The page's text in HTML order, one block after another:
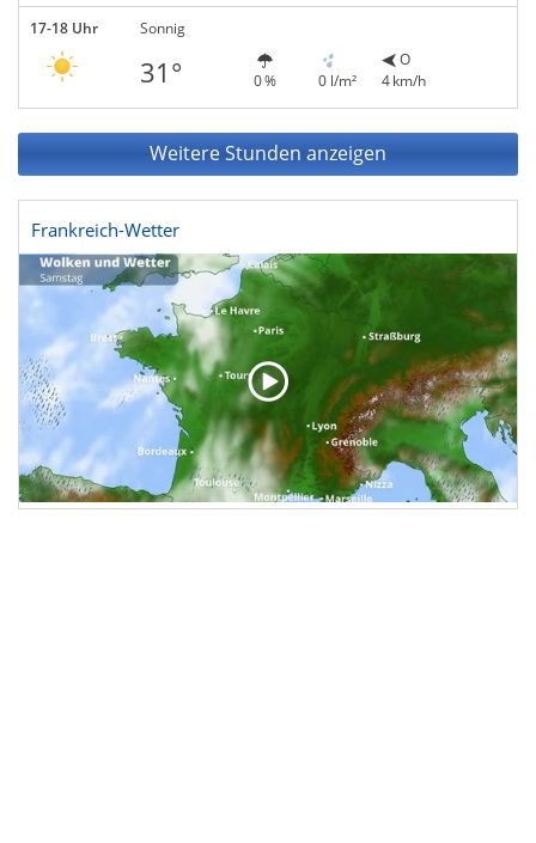
17-18 Uhr Sonnig
31° 0 % 0 l/m²
O
4 km/h
Weitere Stunden anzeigen
Frankreich-Wetter